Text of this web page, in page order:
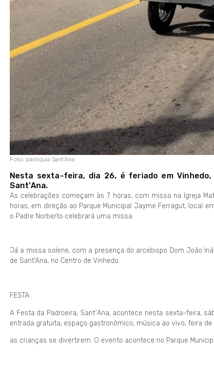
Foto: paróquia Sant’Ana
Nesta sexta-feira, dia 26, é feriado em
Sant’Ana.
As celebrações começam às 7 horas, com missa na Igreja
horas, em direção ao Parque Municipal Jayme Ferragut, local
o Padre Norberto celebrará uma missa.
Já a missa solene, com a presença do arcebispo Dom João
de Sant’Ana, no Centro de Vinhedo.
FESTA
A Festa da Padroeira, Sant´Ana, acontece nesta sexta-feira,
entrada gratuita, espaço gastronômico, música ao vivo, feira
as crianças se divertirem. O evento acontece no Parque